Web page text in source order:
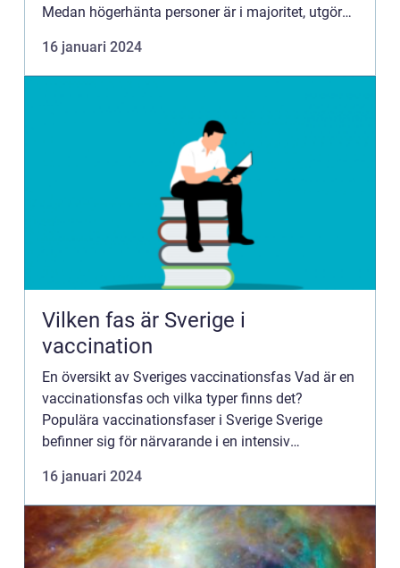
Medan högerhänta personer är i majoritet, utgör
befolkningen. I denna artikel komme...
16 januari 2024
Vilken fas är Sverige i
vaccination
En översikt av Sveriges vaccinationsfas Vad är en
vaccinationsfas och vilka typer finns det?
Populära vaccinationsfaser i Sverige Sverige
befinner sig för närvarande i en intensiv
Covid-19. Denna artikel...
16 januari 2024